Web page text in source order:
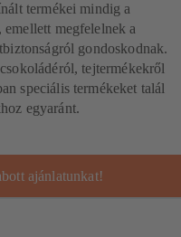
termékei mindig a
megfelelnek a
gondoskodnak.
tejtermékekről
speciális termékeket talál
egyaránt.
ajánlatunkat!